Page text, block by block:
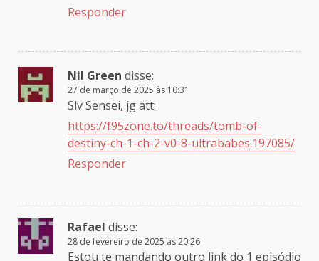
Responder
Nil Green disse:
27 de março de 2025 às 10:31
Slv Sensei, jg att:
https://f95zone.to/threads/tomb-of-
destiny-ch-1-ch-2-v0-8-ultrababes.197085/
Responder
Rafael disse:
28 de fevereiro de 2025 às 20:26
Estou te mandando outro link do 1 episódio